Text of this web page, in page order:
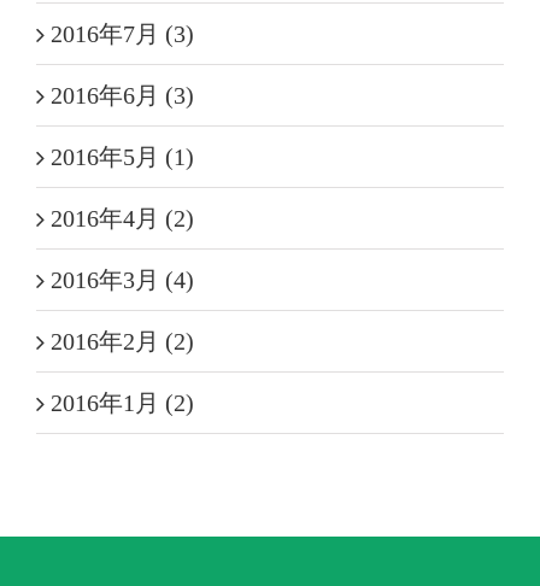
2016年7月 (3)
2016年6月 (3)
2016年5月 (1)
2016年4月 (2)
2016年3月 (4)
2016年2月 (2)
2016年1月 (2)